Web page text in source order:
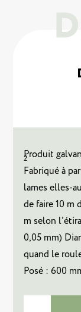
Produit
2
Fabriqué à
lames elles-
de faire 10 m
m selon
0,05 mm)
quand le
Posé : 600